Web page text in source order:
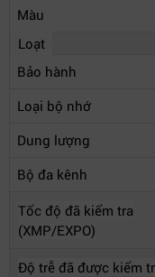
Màu
Loạt
Bảo hành
Loại bộ nhớ
Dung lượng
Bộ đa kênh
Tốc độ đã kiểm tra
(XMP/EXPO)
Độ trễ đã được kiểm